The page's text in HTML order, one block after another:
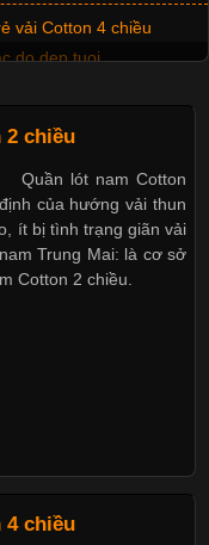
Ưa Chuộng Trong
đại, các loại vải có
nhằm mang lại
đó, vải Lycra là một
hồi cao,
đang trở thành một
ngành thời trang
vải Cotton 4 chiều
và nữ 2017
hè 2017
2 chiều
Quần lót nam Cotton
của hướng vải thun
ít bị tình trạng giãn vải
Trung Mai: là cơ sở
Cotton 2 chiều.
4 chiều